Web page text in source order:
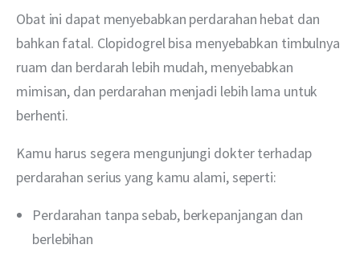
Obat ini dapat menyebabkan perdarahan hebat dan
bahkan fatal. Clopidogrel bisa menyebabkan timbulnya
ruam dan berdarah lebih mudah, menyebabkan
mimisan, dan perdarahan menjadi lebih lama untuk
berhenti.
Kamu harus segera mengunjungi dokter terhadap
perdarahan serius yang kamu alami, seperti:
Perdarahan tanpa sebab, berkepanjangan dan
berlebihan